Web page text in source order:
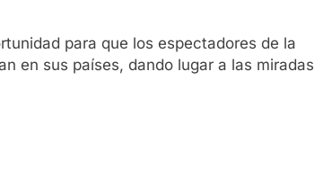
para que los espectadores de la
en sus países, dando lugar a las miradas